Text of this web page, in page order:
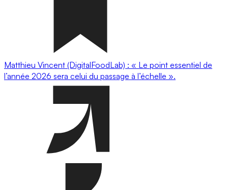
Matthieu Vincent (DigitalFoodLab) : « Le point essentiel de
l’année 2026 sera celui du passage à l’échelle ».